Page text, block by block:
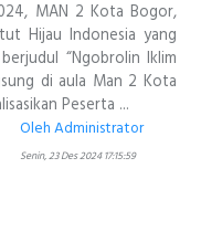
MAN 2 Kota Bogor,
Hijau Indonesia yang
“Ngobrolin Iklim
di aula Man 2 Kota
Peserta ...
Oleh Administrator
Senin, 23 Des 2024 17:15:59